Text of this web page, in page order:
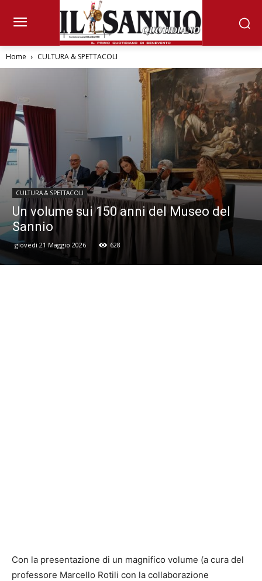
Home CULTURA & SPETTACOLI
CULTURA & SPETTACOLI
Un volume sui 150 anni del Museo del
Sannio
giovedì 21 Maggio 2026 628
Con la presentazione di un magnifico volume (a cura del
professore Marcello Rotili con la collaborazione